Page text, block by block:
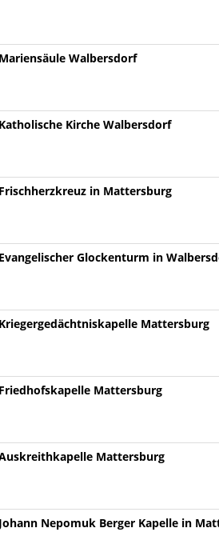
Mariensäule Walbersdorf
Katholische Kirche Walbersdorf
Frischherzkreuz in Mattersburg
Evangelischer Glockenturm in
Kriegergedächtniskapelle Mattersburg
Friedhofskapelle Mattersburg
Mattersburg
Johann Nepomuk Berger Kapelle in